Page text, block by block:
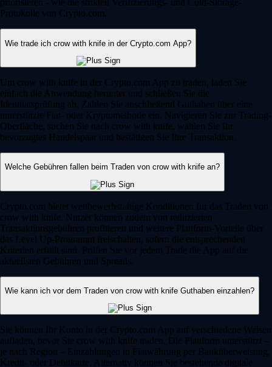
priorisieren - wie die strikten Verifizierungs- und Cold-Storage-
Protokolle von Crypto.com.
Wie trade ich crow with knife in der Crypto.com App?
Um crow with knife in der Crypto.com App zu traden, laden Sie
einfach die Anwendung herunter und schließen Sie die
Identitätsprüfung ab. Zahlen Sie anschließend Guthaben über eine
unterstützte Fiat- oder Kryptomethode ein. Navigieren Sie zur Trading-
Oberfläche, suchen Sie nach crow with knife, wählen Sie Ihr
bevorzugtes Handelspaar und bestätigen Sie Ihre Transaktion.
Welche Gebühren fallen beim Traden von crow with knife an?
Crypto.com bietet wettbewerbsfähige Konditionen für das Traden von
crow with knife. Nutzer können zudem von reduzierten
Transaktionsgebühren profitieren und weitere Plattform-Vorteile über
das Level Up-Programm freischalten, sofern die entsprechenden
Kriterien erfüllt sind. Prüfen Sie vor jedem Trade die App auf die
aktuellsten Gebühren und Spreads.
Wie kann ich vor dem Traden von crow with knife Guthaben einzahlen?
Sie können Ihr Konto in der Crypto.com App auf verschiedene Weisen
aufladen, bevor Sie crow with knife traden. Die Plattform unterstützt –
je nach Region – Einzahlungen in Fiatwährung per Banküberweisung,
Kredit- oder Debitkarte. Alternativ können Sie bestehende digitale